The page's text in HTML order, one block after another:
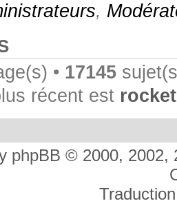
,
• 17145
récent est
phpBB © 2000, 2002,